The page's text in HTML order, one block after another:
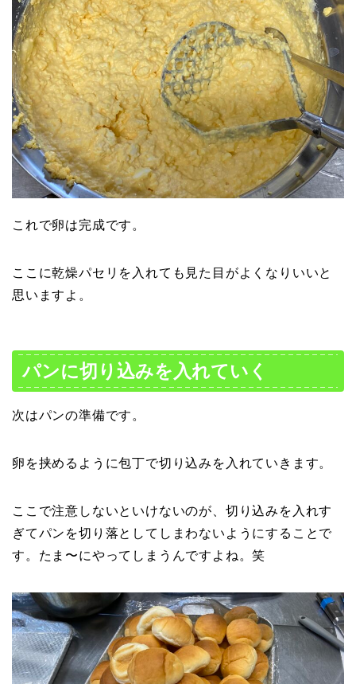
これで卵は完成です。
ここに乾燥パセリを入れても見た目がよくなりいいと
思いますよ。
パンに切り込みを入れていく
次はパンの準備です。
卵を挟めるように包丁で切り込みを入れていきます。
ここで注意しないといけないのが、切り込みを入れす
ぎてパンを切り落としてしまわないようにすることで
す。たま〜にやってしまうんですよね。笑